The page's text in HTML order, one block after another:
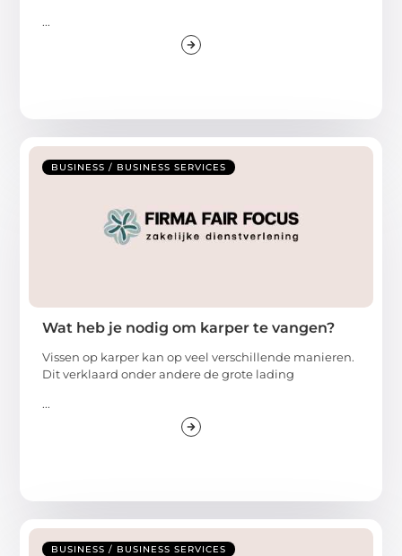
...
BUSINESS / BUSINESS SERVICES
Wat heb je nodig om karper te vangen?
Vissen op karper kan op veel verschillende manieren.
Dit verklaard onder andere de grote lading
...
BUSINESS / BUSINESS SERVICES